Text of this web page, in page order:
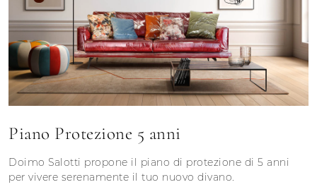
Piano Protezione 5 anni
Doimo Salotti propone il piano di protezione di 5 anni
per vivere serenamente il tuo nuovo divano.